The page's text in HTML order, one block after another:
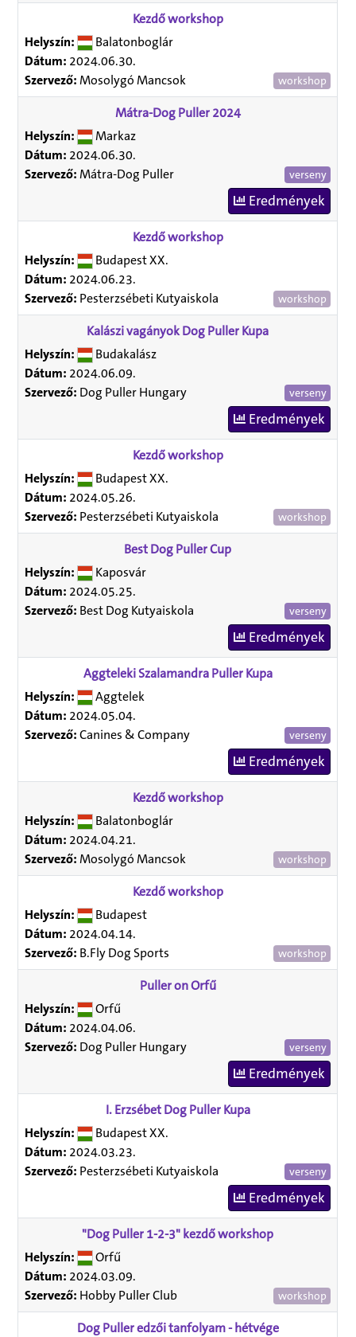
Kezdő workshop
Helyszín:
Balatonboglár
Dátum: 2024.06.30.
workshop
Szervező:Mosolygó Mancsok
Mátra-Dog Puller 2024
Helyszín:
Markaz
Dátum: 2024.06.30.
verseny
Szervező:Mátra-Dog Puller
Eredmények
Kezdő workshop
Helyszín:
Budapest XX.
Dátum: 2024.06.23.
workshop
Szervező: Pesterzsébeti Kutyaiskola
Kalászi vagányok Dog Puller Kupa
Helyszín:
Budakalász
Dátum: 2024.06.09.
verseny
Szervező: Dog Puller Hungary
Eredmények
Kezdő workshop
Helyszín:
Budapest XX.
Dátum: 2024.05.26.
workshop
Szervező: Pesterzsébeti Kutyaiskola
Best Dog Puller Cup
Helyszín:
Kaposvár
Dátum: 2024.05.25.
verseny
Szervező: Best Dog Kutyaiskola
Eredmények
Aggteleki Szalamandra Puller Kupa
Helyszín:
Aggtelek
Dátum: 2024.05.04.
verseny
Szervező:Canines & Company
Eredmények
Kezdő workshop
Helyszín:
Balatonboglár
Dátum: 2024.04.21.
workshop
Szervező:Mosolygó Mancsok
Kezdő workshop
Helyszín:
Budapest
Dátum: 2024.04.14.
workshop
Szervező: B.Fly Dog Sports
Puller on Orfű
Helyszín:
Orfű
Dátum: 2024.04.06.
verseny
Szervező: Dog Puller Hungary
Eredmények
I. Erzsébet Dog Puller Kupa
Helyszín:
Budapest XX.
Dátum: 2024.03.23.
verseny
Szervező: Pesterzsébeti Kutyaiskola
Eredmények
"Dog Puller 1-2-3" kezdő workshop
Helyszín:
Orfű
Dátum: 2024.03.09.
workshop
Szervező: Hobby Puller Club
Dog Puller edzői tanfolyam - hétvége